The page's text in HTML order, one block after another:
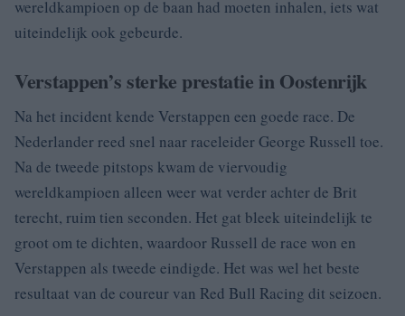
wereldkampioen op de baan had moeten inhalen, iets wat
uiteindelijk ook gebeurde.
Verstappen’s sterke prestatie in Oostenrijk
Na het incident kende Verstappen een goede race. De
Nederlander reed snel naar raceleider George Russell toe.
Na de tweede pitstops kwam de viervoudig
wereldkampioen alleen weer wat verder achter de Brit
terecht, ruim tien seconden. Het gat bleek uiteindelijk te
groot om te dichten, waardoor Russell de race won en
Verstappen als tweede eindigde. Het was wel het beste
resultaat van de coureur van Red Bull Racing dit seizoen.